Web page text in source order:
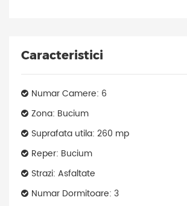
Caracteristici
Numar Camere: 6
Zona: Bucium
Suprafata utila: 260 mp
Reper: Bucium
Strazi: Asfaltate
Numar Dormitoare: 3